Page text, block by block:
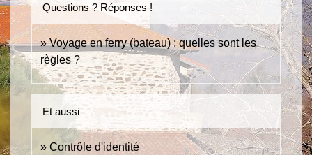
Questions ? Réponses !
Voyage en ferry (bateau) : quelles sont les
règles ?
Et aussi
Contrôle d'identité